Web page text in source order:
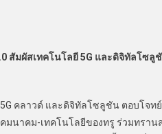
สัมผัสเทคโนโลยี 5G และดิจิทัลโซลู
ลาวด์ และดิจิทัลโซลูชัน ตอบโจทย์
มนาคม-เทคโนโลยีของทรู ร่วมทรา